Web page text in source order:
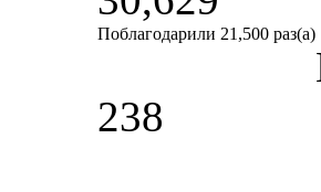
Поблагодарили 21,500 раз(а)
238